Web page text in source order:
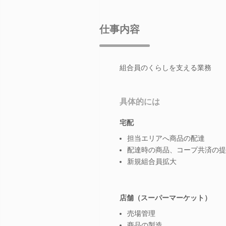
仕事内容
組合員のくらしを支える業務
具体的には
宅配
担当エリアへ商品の配達
配達時の商品、コープ共済の
新規組合員拡大
店舗（スーパーマーケット）
売場管理